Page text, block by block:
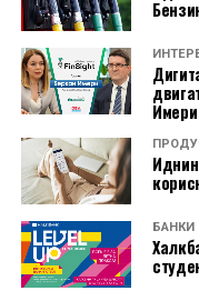
порака дека
природата и
настан што секоја
учесници.
Од НЛБ Банка ги
средствата можат
плаќање во
електронското иБАНКИ